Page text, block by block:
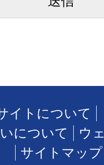
イトについて
について
ウ
サイトマップ